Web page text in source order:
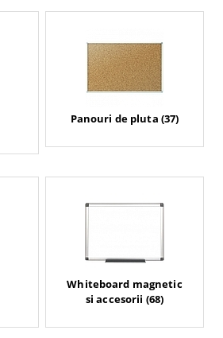
Panouri de pluta (37)
Whiteboard magnetic
si accesorii (68)